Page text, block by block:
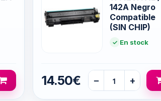
142A Negro
Compatible
(SIN CHIP)
En stock
14.50€ − +